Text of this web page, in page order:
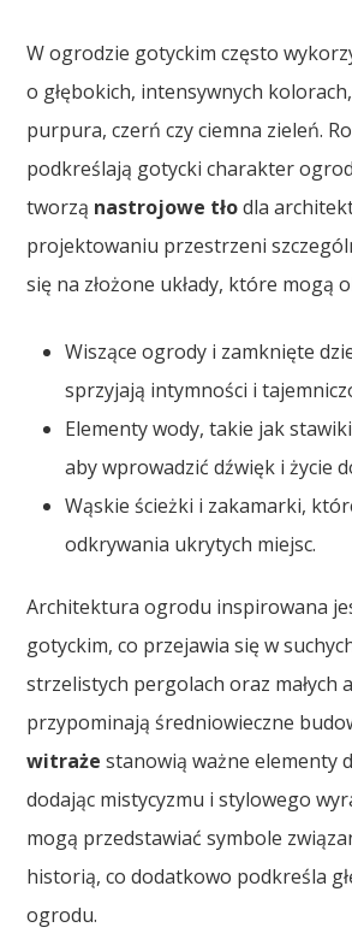
W ogrodzie gotyckim często
o głębokich, intensywnych
purpura, czerń czy ciemna zieleń.
podkreślają gotycki charakter
tworzą nastrojowe tłodla
projektowaniu przestrzeni
się na złożone układy, które mogą
Wiszące ogrody i zamknięte
sprzyjają intymności i
Elementy wody, takie jak
aby wprowadzić dźwięk i życie
Wąskie ścieżki i zakamarki,
odkrywania ukrytych miejsc.
Architektura ogrodu inspirowana
gotyckim, co przejawia się w
strzelistych pergolach oraz małych
przypominają średniowieczne
witraże stanowią ważne elementy
dodając mistycyzmu i stylowego
mogą przedstawiać symbole
historią, co dodatkowo podkreśla
ogrodu.